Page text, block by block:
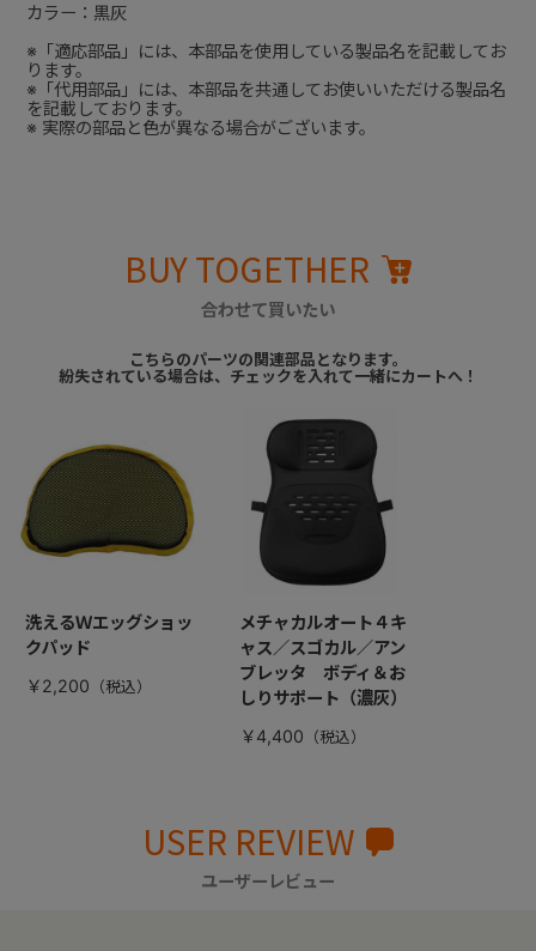
カラー：黒灰
※「適応部品」には、本部品を使用している製品名を記載してお
ります。
※「代用部品」には、本部品を共通してお使いいただける製品名
を記載しております。
※ 実際の部品と色が異なる場合がございます。
BUY TOGETHER
合わせて買いたい
こちらのパーツの関連部品となります。
紛失されている場合は、チェックを入れて一緒にカートへ！
洗えるＷエッグショッ
クパッド
￥2,200
メチャカルオート４キ
ャス／スゴカル／アン
ブレッタ ボディ＆お
しりサポート（濃灰）
￥4,400
USER REVIEW
ユーザーレビュー